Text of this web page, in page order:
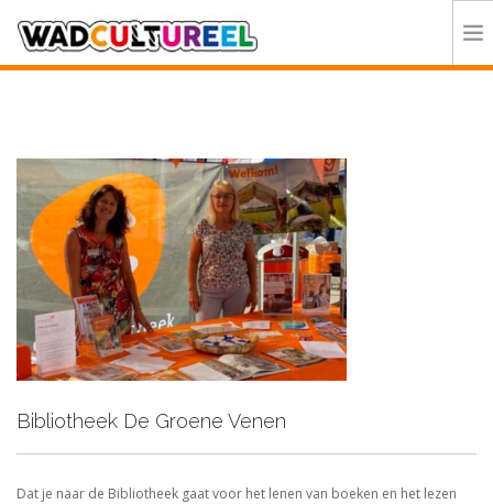
DEELNEMERS
DOE MEE
CONTACT
ORGANISATIE
Bibliotheek De Groene Venen
Dat je naar de Bibliotheek gaat voor het lenen van boeken en het lezen